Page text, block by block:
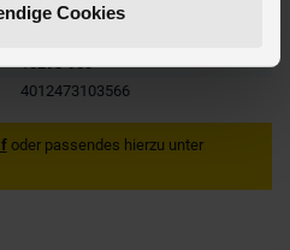
Cookies
10298-950
4012473103566
oder passendes hierzu unter